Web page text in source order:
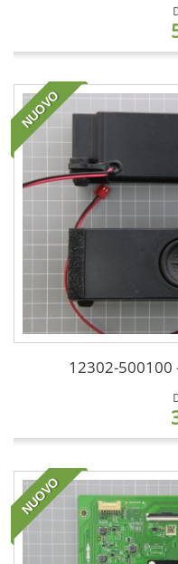
NUOVO
12302-500100
NUOVO